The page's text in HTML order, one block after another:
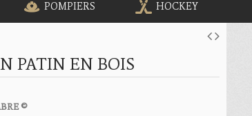
POMPIERS HOCKEY
PATIN EN BOIS
©